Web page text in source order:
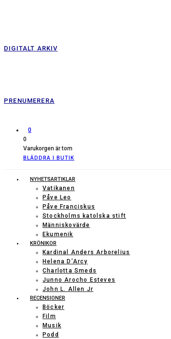
DIGITALT ARKIV
PRENUMERERA
0
0
Varukorgen är tom
BLÄDDRA I BUTIK
NYHETSARTIKLAR
Vatikanen
Påve Leo
Påve Franciskus
Stockholms katolska stift
Människovärde
Ekumenik
KRÖNIKOR
Kardinal Anders Arborelius
Helena D’Arcy
Charlotta Smeds
Junno Arocho Esteves
John L. Allen Jr
RECENSIONER
Böcker
Film
Musik
Podd